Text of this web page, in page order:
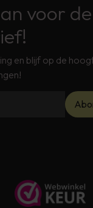
voor de
en blijf op de